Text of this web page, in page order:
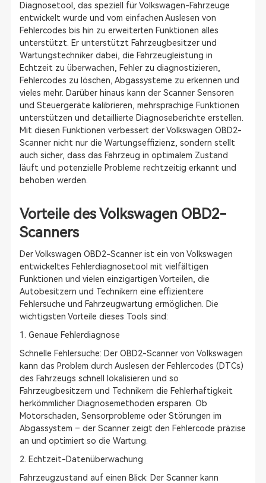
Diagnosetool, das speziell für Volkswagen-Fahrzeuge
entwickelt wurde und vom einfachen Auslesen von
Fehlercodes bis hin zu erweiterten Funktionen alles
unterstützt. Er unterstützt Fahrzeugbesitzer und
Wartungstechniker dabei, die Fahrzeugleistung in
Echtzeit zu überwachen, Fehler zu diagnostizieren,
Fehlercodes zu löschen, Abgassysteme zu erkennen und
vieles mehr. Darüber hinaus kann der Scanner Sensoren
und Steuergeräte kalibrieren, mehrsprachige Funktionen
unterstützen und detaillierte Diagnoseberichte erstellen.
Mit diesen Funktionen verbessert der Volkswagen OBD2-
Scanner nicht nur die Wartungseffizienz, sondern stellt
auch sicher, dass das Fahrzeug in optimalem Zustand
läuft und potenzielle Probleme rechtzeitig erkannt und
behoben werden.
Vorteile des Volkswagen OBD2-
Scanners
Der Volkswagen OBD2-Scanner ist ein von Volkswagen
entwickeltes Fehlerdiagnosetool mit vielfältigen
Funktionen und vielen einzigartigen Vorteilen, die
Autobesitzern und Technikern eine effizientere
Fehlersuche und Fahrzeugwartung ermöglichen. Die
wichtigsten Vorteile dieses Tools sind:
1. Genaue Fehlerdiagnose
Schnelle Fehlersuche: Der OBD2-Scanner von Volkswagen
kann das Problem durch Auslesen der Fehlercodes (DTCs)
des Fahrzeugs schnell lokalisieren und so
Fahrzeugbesitzern und Technikern die Fehlerhaftigkeit
herkömmlicher Diagnosemethoden ersparen. Ob
Motorschaden, Sensorprobleme oder Störungen im
Abgassystem – der Scanner zeigt den Fehlercode präzise
an und optimiert so die Wartung.
2. Echtzeit-Datenüberwachung
Fahrzeugzustand auf einen Blick: Der Scanner kann